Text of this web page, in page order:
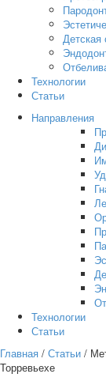
Детская
Технологии
Статьи
Направления
Технологии
Статьи
Главная / Статьи /
Торревьехе